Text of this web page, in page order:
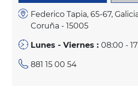
Federico Tapia, 65-67,
Coruña - 15005
Lunes - Viernes :08:00 -
881 15 00 54